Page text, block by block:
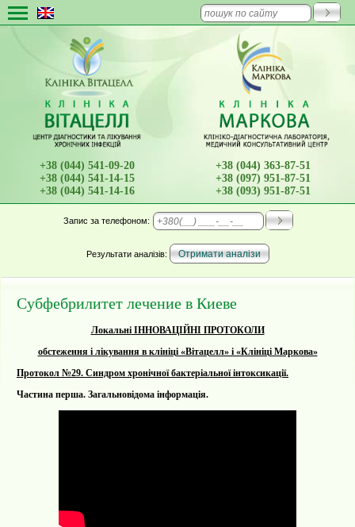
+38 (044) 541-09-20
+38 (044) 541-14-15
+38 (044) 541-14-16
+38 (044) 363-87-51
+38 (097) 951-87-51
+38 (093) 951-87-51
Запис за телефоном:
Результати аналізів:
Субфебрилитет лечение в Киеве
ЛокальніІННОВАЦІЙНІ ПРОТОКОЛИ
обстеження і лікування в клініці «Вітацелл» і «Клініці Маркова»
Протокол №29. Синдром хронічної бактеріальної інтоксикації.
Частина перша. Загальновідома інформація.